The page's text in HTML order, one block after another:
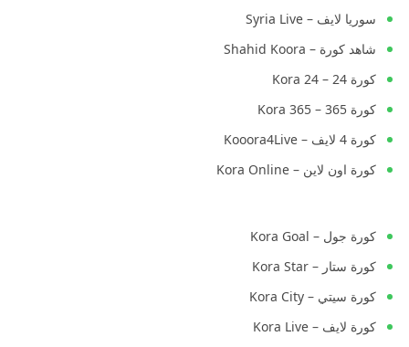
سوريا لايف – Syria Live
شاهد كورة – Shahid Koora
كورة 24 – Kora 24
كورة 365 – Kora 365
كورة 4 لايف – Kooora4Live
كورة اون لاين – Kora Online
كورة جول – Kora Goal
كورة ستار – Kora Star
كورة سيتي – Kora City
كورة لايف – Kora Live